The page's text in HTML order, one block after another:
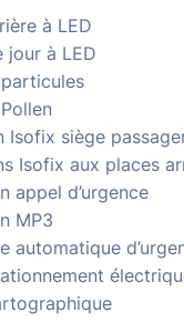
à LED
jour à LED
Isofix siège
Isofix aux places
appel d’urgence
MP3
automatique